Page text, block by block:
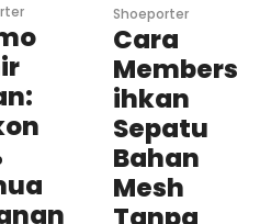
Shoeporter
Cara
Members
ihkan
Sepatu
Bahan
Mesh